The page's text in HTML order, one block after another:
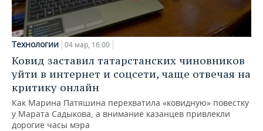
Технологии 04 мар, 16:00
Ковид заставил татарстанских чиновников
уйти в интернет и соцсети, чаще отвечая на
критику онлайн
Как Марина Патяшина перехватила «ковидную» повестку
у Марата Садыкова, а внимание казанцев привлекли
дорогие часы мэра